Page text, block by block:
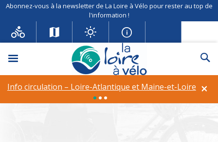
Abonnez-vous à la newsletter de La Loire à Vélo pour rester au top de
l'information !
Menu
×
Info circulation – Loire-Atlantique et Maine-et-Loire
Info circulation – Déviation à
Rilly-sur-Loire
Theme :Duiventil